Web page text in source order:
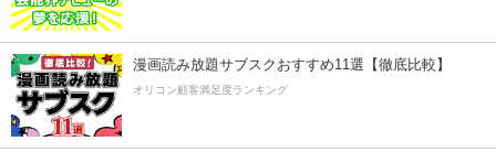
漫画読み放題サブスクおすすめ11選【徹底比較】
オリコン顧客満足度ランキング